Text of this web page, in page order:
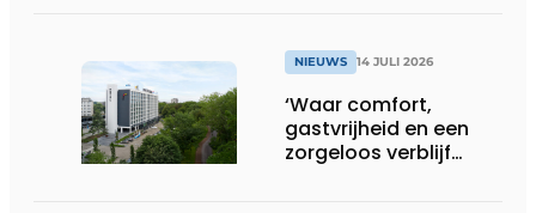
NIEUWS 14 JULI 2026
‘Waar comfort,
gastvrijheid en een
zorgeloos verblijf